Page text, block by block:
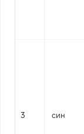
3 син